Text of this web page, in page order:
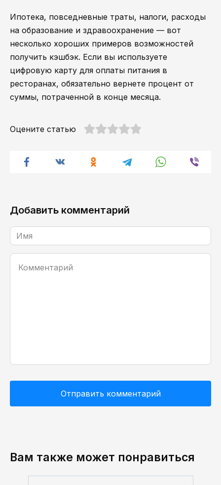
Ипотека, повседневные траты, налоги, расходы
на образование и здравоохранение — вот
несколько хороших примеров возможностей
получить кэшбэк. Если вы используете
цифровую карту для оплаты питания в
ресторанах, обязательно вернете процент от
суммы, потраченной в конце месяца.
Оцените статью
Добавить комментарий
Имя
Комментарий
Вам также может понравиться